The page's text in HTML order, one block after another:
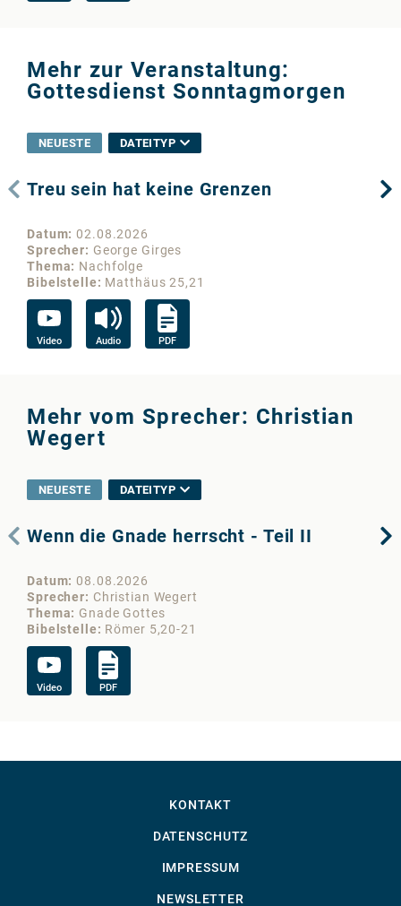
Mehr zur Veranstaltung:
Gottesdienst Sonntagmorgen
NEUESTE DATEITYP
Treu sein hat keine Grenzen
Datum 02.08.2026
Sprecher
George Girges
Thema
Nachfolge
Bibelstelle
Matthäus 25,21
Video Audio PDF
Mehr vom Sprecher: Christian
Wegert
NEUESTE DATEITYP
Wenn die Gnade herrscht - Teil II
Datum 08.08.2026
Sprecher
Christian Wegert
Thema
Gnade Gottes
Bibelstelle
Römer 5,20-21
Video PDF
KONTAKT
DATENSCHUTZ
IMPRESSUM
NEWSLETTER